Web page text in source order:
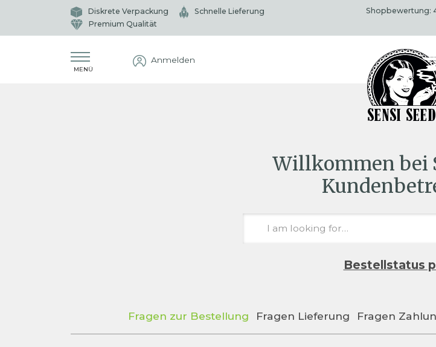
Diskrete Verpackung
Schnelle Lieferung
Premium Qualität
Shopbewertung:
MENÜ
Anmelden
Willkommen bei
Bestellstatus
Fragen zur Bestellung Fragen Lieferung Fragen